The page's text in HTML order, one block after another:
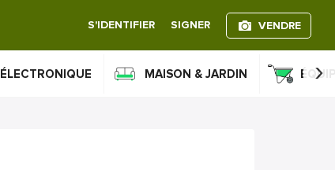
S'IDENTIFIER SIGNER VENDRE
ÉLECTRONIQUE MAISON & JARDIN ›